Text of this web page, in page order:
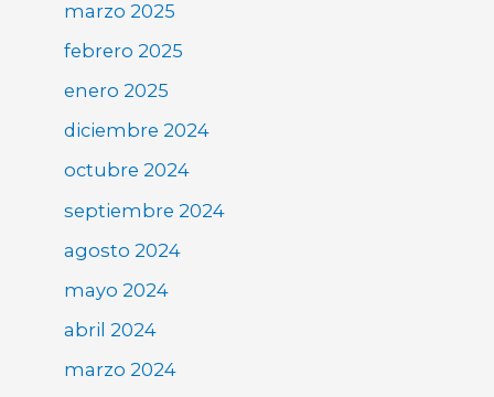
marzo 2025
febrero 2025
enero 2025
diciembre 2024
octubre 2024
septiembre 2024
agosto 2024
mayo 2024
abril 2024
marzo 2024